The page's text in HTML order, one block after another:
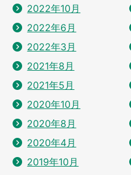
2022年10月
2022年6月
2022年3月
2021年8月
2021年5月
2020年10月
2020年8月
2020年4月
2019年10月